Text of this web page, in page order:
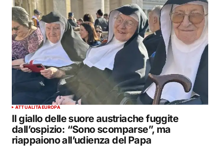
ATTUALITÀEUROPA
Il giallo delle suore austriache fuggite
dall’ospizio: “Sono scomparse”, ma
riappaiono all’udienza del Papa